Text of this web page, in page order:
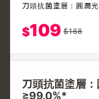
刀頭抗菌塗層：圓潤
$109 $168
刀頭抗菌塗層
≥99.0%*